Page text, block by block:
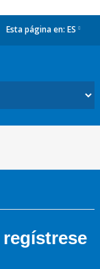
Esta página en: ES